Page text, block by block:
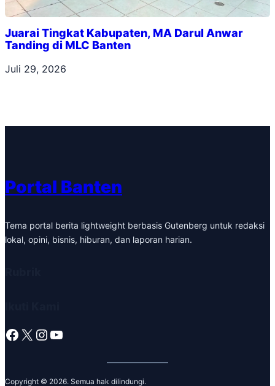
Juarai Tingkat Kabupaten, MA Darul Anwar
Tanding di MLC Banten
Juli 29, 2026
Portal Banten
Tema portal berita lightweight berbasis Gutenberg untuk redaksi
lokal, opini, bisnis, hiburan, dan laporan harian.
Facebook X Instagram YouTube
Copyright © 2026. Semua hak dilindungi.